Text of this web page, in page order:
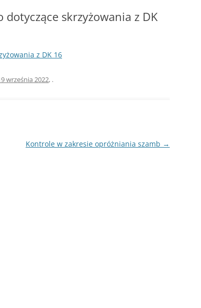
skrzyżowania z DK
z DK 16
września 2022, .
Kontrole w zakresie opróżniania szamb →